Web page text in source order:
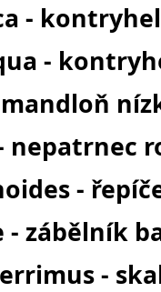
-
-
nepatrnec
-
- zábělník
-